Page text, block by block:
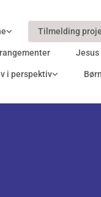
Tilmelding
Jesus
i perspektiv